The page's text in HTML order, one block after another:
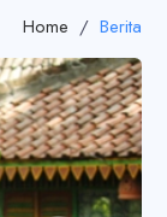
Home / Berita